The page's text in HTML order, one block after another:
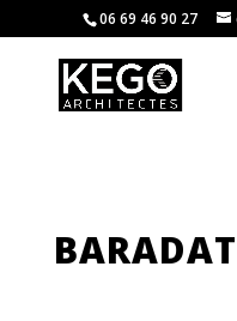
06 69 46 90 27
BARADAT